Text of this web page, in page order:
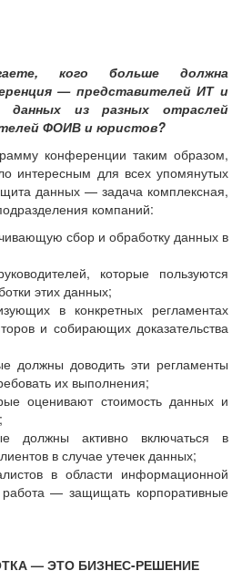
кого больше должна
— представителей ИТ и
из разных отраслей
ФОИВ и юристов?
конференции таким образом,
интересным для всех упомянутых
данных — задача комплексная,
компаний:
сбор и обработку данных в
которые пользуются
этих данных;
в конкретных регламентах
и собирающих доказательства
должны доводить эти регламенты
их выполнения;
оценивают стоимость данных и
должны активно включаться в
в случае утечек данных;
в области информационной
работа — защищать корпоративные
— ЭТО БИЗНЕС-РЕШЕНИЕ